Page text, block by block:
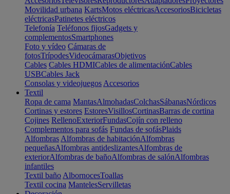
Movilidad urbana KartsMotos eléctricasAccesoriosBicicletas
eléctricasPatinetes eléctricos
Telefonía Teléfonos fijosGadgets y
complementosSmartphones
Foto y vídeo Cámaras de
fotosTrípodesVideocámarasObjetivos
Cables Cables HDMICables de alimentaciónCables
USBCables Jack
Consolas y videojuegos Accesorios
Textil
Ropa de cama MantasAlmohadasColchasSábanasNórdicos
Cortinas y estores EstoresVisillosCortinasBarras de cortina
Cojines RellenoExteriorFundasCojín con relleno
Complementos para sofás Fundas de sofásPlaids
Alfombras Alfombras de habitaciónAlfombras
pequeñasAlfombras antideslizantesAlfombras de
exteriorAlfombras de bañoAlfombras de salónAlfombras
infantiles
Textil baño AlbornocesToallas
Textil cocina MantelesServilletas